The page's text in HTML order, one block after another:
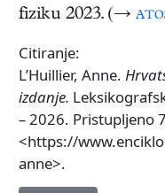
fiziku 2023. (→
Citiranje:
L’Huillier, Anne.
izdanje.
– 2026. Pristupljeno
<https://
anne>.